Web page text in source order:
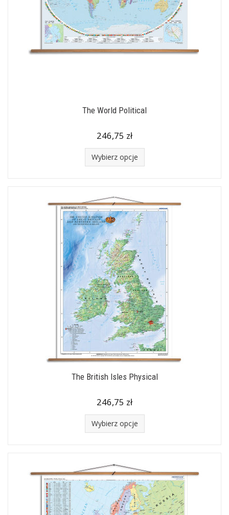
The World Political
246,75 zł
Wybierz opcje
The British Isles Physical
246,75 zł
Wybierz opcje